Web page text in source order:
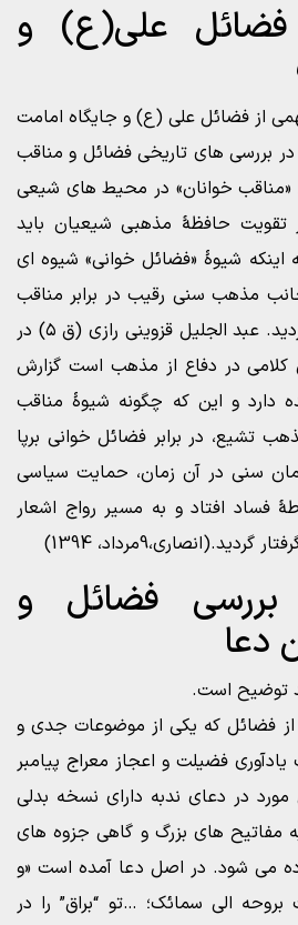
۴: فضائل علی(ع) و
از فضائل علی (ع) و جایگاه امامت
بررسی های تاریخی فضائل و مناقب
«مناقب خوانان» در محیط های شیعی
تقویت حافظۀ مذهبی شیعیان باید
اینکه شیوۀ «فضائل خوانی» شیوه ای
مذهب سنی رقیب در برابر مناقب
خوانی، ترویج و تشویق گردید. عبد الجلیل قزوینی رازی (ق ۵) در
کلامی در دفاع از مذهب است گزارش
دارد و این که چگونه شیوۀ مناقب
تشیع، در برابر فضائل خوانی برپا
سنی در آن زمان، حمایت سیاسی
فساد افتاد و به مسیر رواج اشعار
1394)
۵: بررسی فضائل و
دعا
توضیح است.
فضائل که یکی از موضوعات جدی و
فضیلت و اعجاز معراج پیامبر
در دعای ندبه دارای نسخه بدلی
مفاتیح های بزرگ و گاهی جزوه های
می شود. در اصل دعا آمده است «و
الی سمائک؛ …تو “براق” را در